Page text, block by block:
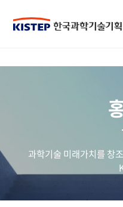
과학기술 미래가치를 창